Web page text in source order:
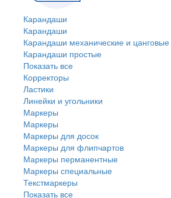
Карандаши
Карандаши
Карандаши механические и цанговые
Карандаши простые
Показать все
Корректоры
Ластики
Линейки и угольники
Маркеры
Маркеры
Маркеры для досок
Маркеры для флипчартов
Маркеры перманентные
Маркеры специальные
Текстмаркеры
Показать все